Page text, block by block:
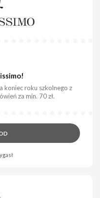
koniec roku szkolnego z
za min. 70 zł.